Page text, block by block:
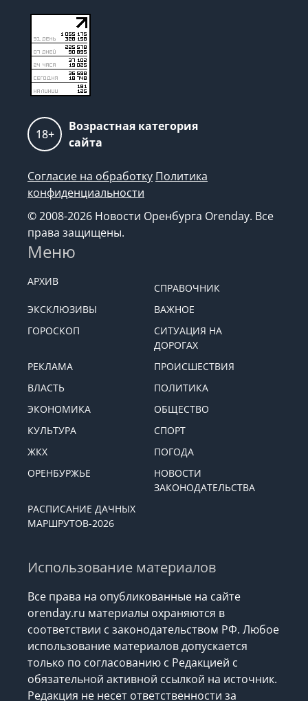
18+
Возрастная категория
сайта
Согласие на обработку Политика
конфиденциальности
© 2008-2026 Новости Оренбурга Orenday. Все
права защищены.
Меню
АРХИВ
СПРАВОЧНИК
ЭКСКЛЮЗИВЫ
ВАЖНОЕ
ГОРОСКОП
СИТУАЦИЯ НА
ДОРОГАХ
РЕКЛАМА
ПРОИСШЕСТВИЯ
ВЛАСТЬ
ПОЛИТИКА
ЭКОНОМИКА
ОБЩЕСТВО
КУЛЬТУРА
СПОРТ
ЖКХ
ПОГОДА
ОРЕНБУРЖЬЕ
НОВОСТИ
ЗАКОНОДАТЕЛЬСТВА
РАСПИСАНИЕ ДАЧНЫХ
МАРШРУТОВ-2026
Использование материалов
Все права на опубликованные на сайте
orenday.ru материалы охраняются в
соответствии с законодательством РФ. Любое
использование материалов допускается
только по согласованию с Редакцией с
обязательной активной ссылкой на источник.
Редакция не несет ответственности за